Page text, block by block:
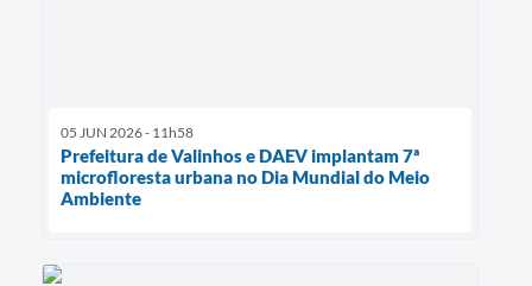
05 JUN 2026 - 11h58
Prefeitura de Valinhos e DAEV implantam 7ª
microfloresta urbana no Dia Mundial do Meio
Ambiente